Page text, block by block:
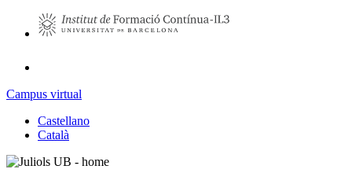
Campus virtual
Castellano
Català